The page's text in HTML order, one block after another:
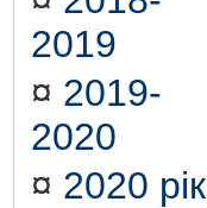
2019
¤ 2019-
2020
¤ 2020 рік